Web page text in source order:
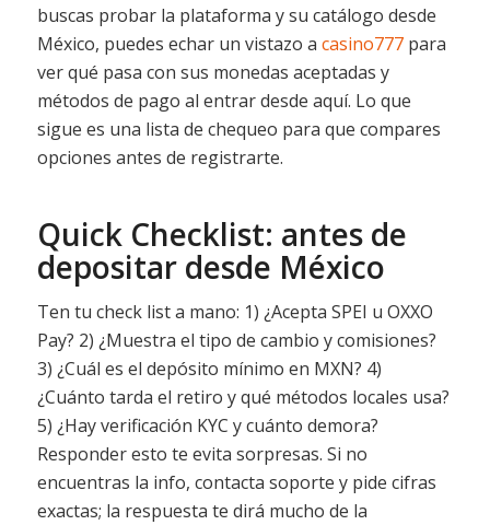
buscas probar la plataforma y su catálogo desde
México, puedes echar un vistazo a casino777para
ver qué pasa con sus monedas aceptadas y
métodos de pago al entrar desde aquí. Lo que
sigue es una lista de chequeo para que compares
opciones antes de registrarte.
Quick Checklist: antes de
depositar desde México
Ten tu check list a mano: 1) ¿Acepta SPEI u OXXO
Pay? 2) ¿Muestra el tipo de cambio y comisiones?
3) ¿Cuál es el depósito mínimo en MXN? 4)
¿Cuánto tarda el retiro y qué métodos locales usa?
5) ¿Hay verificación KYC y cuánto demora?
Responder esto te evita sorpresas. Si no
encuentras la info, contacta soporte y pide cifras
exactas; la respuesta te dirá mucho de la